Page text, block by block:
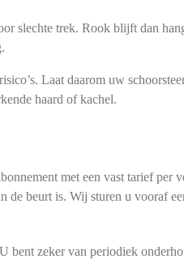
slechte trek. Rook blijft dan
Laat daarom uw
haard of kachel.
met een vast tarief per
de beurt is. Wij sturen u vooraf
bent zeker van periodiek